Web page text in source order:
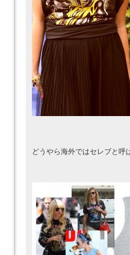
どうやら海外ではセレブと呼